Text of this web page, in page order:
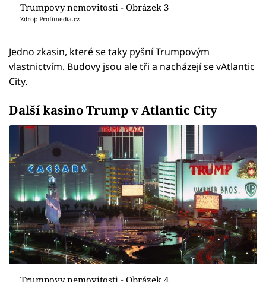
Trumpovy nemovitosti - Obrázek 3
Zdroj: Profimedia.cz
Jedno zkasin, které se taky pyšní Trumpovým
vlastnictvím. Budovy jsou ale tři a nacházejí se vAtlantic
City.
Další kasino Trump v Atlantic City